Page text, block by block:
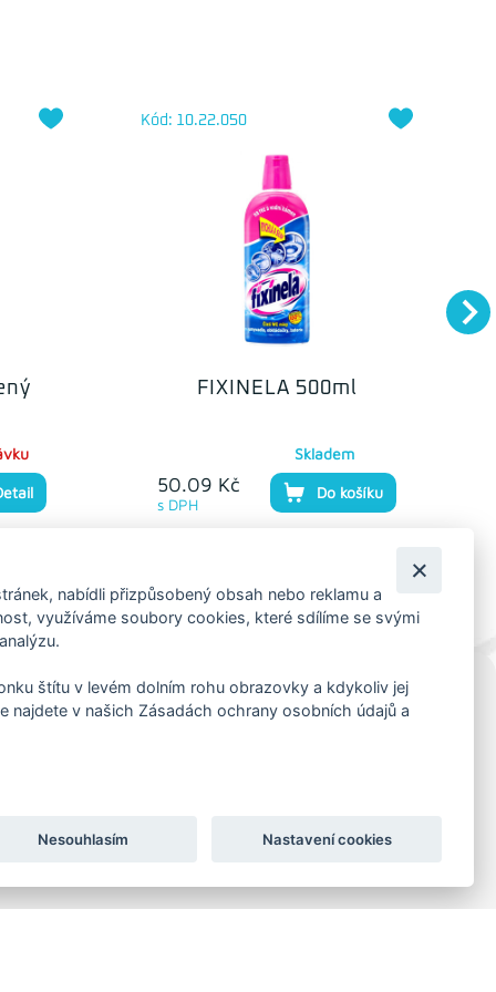
FIXINELA 500ml
Kód: 10.22.050
50.09 Kč
s DPH
Skladem
Do košíku
KORESP. ADRESA A SKLAD
nabídli přizpůsobený obsah nebo reklamu a
využíváme soubory cookies, které sdílíme se svými
štítu v levém dolním rohu obrazovky a kdykoliv jej
najdete v našich Zásadách ochrany osobních údajů a
Nesouhlasím Nastavení cookies